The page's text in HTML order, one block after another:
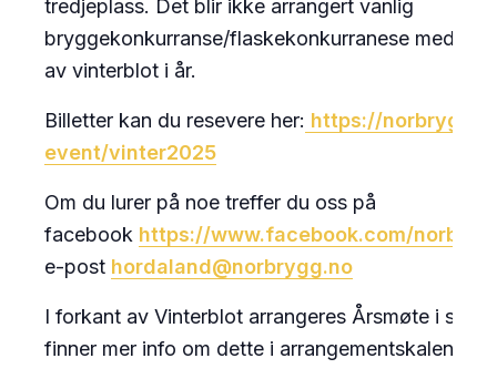
tredjeplass. Det blir ikke arrangert vanlig
bryggekonkurranse/flaskekonkurranese med
av vinterblot i år.
Billetter kan du resevere her: https://
event/vinter2025
Om du lurer på noe treffer du oss på
facebook https://www.facebook.com/
e-post hordaland@norbrygg.no
I forkant av Vinterblot arrangeres Årsmøte i
finner mer info om dette i